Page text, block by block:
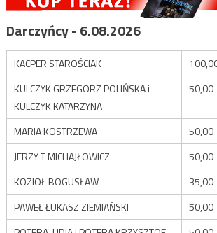
Darczyńcy - 6.08.2026
KACPER STAROŚCIAK
KULCZYK GRZEGORZ POLIŃSKA i
KULCZYK KATARZYNA
50,00
MARIA KOSTRZEWA
50,00
JERZY T MICHAJŁOWICZ
50,00
KOZIOŁ BOGUSŁAW
35,00
PAWEŁ ŁUKASZ ZIEMIAŃSKI
50,00